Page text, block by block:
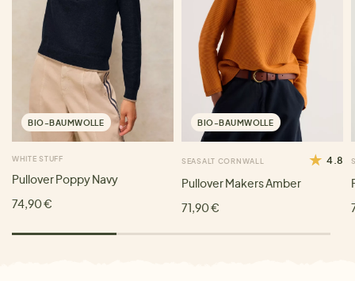
BIO-BAUMWOLLE
WHITE STUFF
Pullover Poppy Navy
74,90 €
BIO-BAUMWOLLE
SEASALT CORNWALL 4.8
Pullover Makers Amber
71,90 €